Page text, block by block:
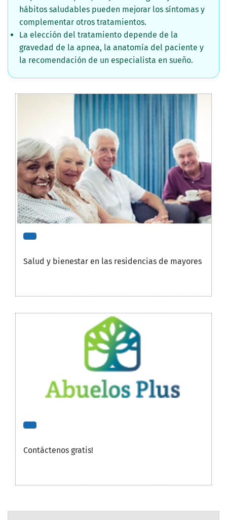
hábitos saludables pueden mejorar los síntomas y
complementar otros tratamientos.
La elección del tratamiento depende de la
gravedad de la apnea, la anatomía del paciente y
la recomendación de un especialista en sueño.
Salud y bienestar en las residencias de mayores
Contáctenos gratis!